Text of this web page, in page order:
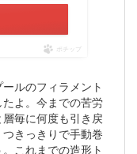
ポチップ
ルのフィラメント
よ。今までの苦労
毎に何度も引き戻
きっきりで手動巻
これまでの造形ト